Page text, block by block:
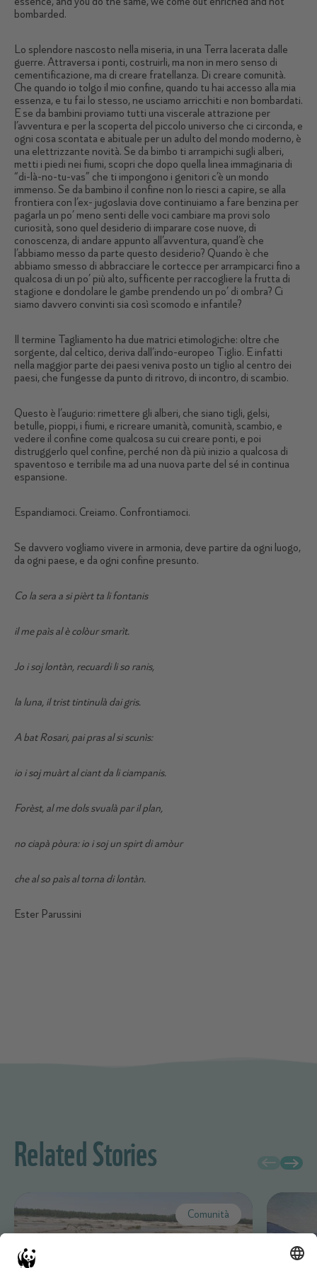
bombarded.
Lo splendore nascosto nella miseria, in una Terra lacerata dalle
guerre. Attraversa i ponti, costruirli, ma non in mero senso di
cementificazione, ma di creare fratellanza. Di creare comunità.
Che quando io tolgo il mio confine, quando tu hai accesso alla mia
essenza, e tu fai lo stesso, ne usciamo arricchiti e non bombardati.
E se da bambini proviamo tutti una viscerale attrazione per
l’avventura e per la scoperta del piccolo universo che ci circonda, e
ogni cosa scontata e abituale per un adulto del mondo moderno, è
una elettrizzante novità. Se da bimbo ti arrampichi sugli alberi,
metti i piedi nei fiumi, scopri che dopo quella linea immaginaria di
“di-là-no-tu-vas” che ti impongono i genitori c’è un mondo
immenso. Se da bambino il confine non lo riesci a capire, se alla
frontiera con l’ex- jugoslavia dove continuiamo a fare benzina per
pagarla un po’ meno senti delle voci cambiare ma provi solo
curiosità, sono quel desiderio di imparare cose nuove, di
conoscenza, di andare appunto all’avventura, quand’è che
l’abbiamo messo da parte questo desiderio? Quando è che
abbiamo smesso di abbracciare le cortecce per arrampicarci fino a
qualcosa di un po’ più alto, sufficente per raccogliere la frutta di
stagione e dondolare le gambe prendendo un po’ di ombra? Ci
siamo davvero convinti sia così scomodo e infantile?
Il termine Tagliamento ha due matrici etimologiche: oltre che
sorgente, dal celtico, deriva dall’indo-europeo Tiglio. E infatti
nella maggior parte dei paesi veniva posto un tiglio al centro dei
paesi, che fungesse da punto di ritrovo, di incontro, di scambio.
Questo è l’augurio: rimettere gli alberi, che siano tigli, gelsi,
betulle, pioppi, i fiumi, e ricreare umanità, comunità, scambio, e
vedere il confine come qualcosa su cui creare ponti, e poi
distruggerlo quel confine, perché non dà più inizio a qualcosa di
spaventoso e terribile ma ad una nuova parte del sé in continua
espansione.
Espandiamoci. Creiamo. Confrontiamoci.
Se davvero vogliamo vivere in armonia, deve partire da ogni luogo,
da ogni paese, e da ogni confine presunto.
Co la sera a si pièrt ta li fontanis
il me paìs al è colòur smarìt.
Jo i soj lontàn, recuardi li so ranis,
la luna, il trist tintinulà dai gris.
A bat Rosari, pai pras al si scunìs:
io i soj muàrt al ciant da li ciampanis.
Forèst, al me dols svualà par il plan,
no ciapà pòura: io i soj un spirt di amòur
che al so paìs al torna di lontàn.
Ester Parussini
Related Stories
Comunità